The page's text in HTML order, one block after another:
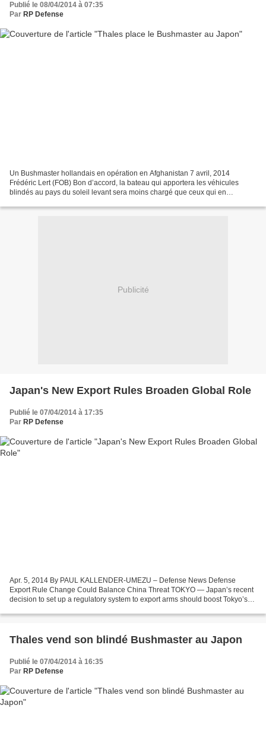
Publié le 08/04/2014 à 07:35
Par RP Defense
Un Bushmaster hollandais en opération en Afghanistan 7 avril, 2014
Frédéric Lert (FOB) Bon d’accord, la bateau qui apportera les véhicules
blindés au pays du soleil levant sera moins chargé que ceux qui en
Publicité
Japan's New Export Rules Broaden Global Role
Publié le 07/04/2014 à 17:35
Par RP Defense
Apr. 5, 2014 By PAUL KALLENDER-UMEZU – Defense News Defense
Export Rule Change Could Balance China Threat TOKYO — Japan’s recent
decision to set up a regulatory system to export arms should boost Tokyo’s
Thales vend son blindé Bushmaster au Japon
Publié le 07/04/2014 à 16:35
Par RP Defense